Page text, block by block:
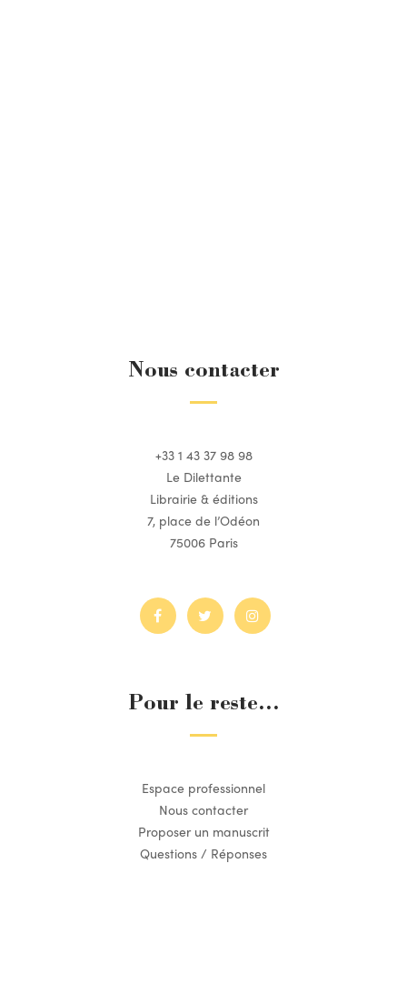
Nous contacter
+33 1 43 37 98 98
Le Dilettante
Librairie & éditions
7, place de l’Odéon
75006 Paris
Pour le reste...
Espace professionnel
Nous contacter
Proposer un manuscrit
Questions / Réponses